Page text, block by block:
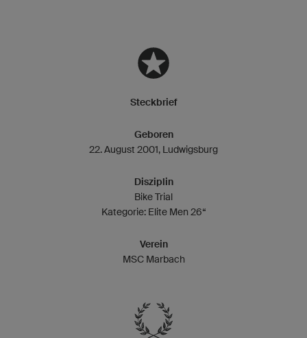
Steckbrief
Geboren
22. August 2001, Ludwigsburg
Disziplin
Bike Trial
Kategorie: Elite Men 26“
Verein
MSC Marbach